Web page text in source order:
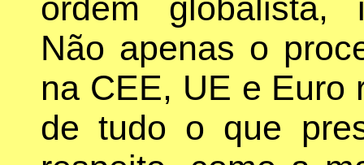
ordem globalista,
Não apenas o
na CEE, UE e Euro
de tudo o que